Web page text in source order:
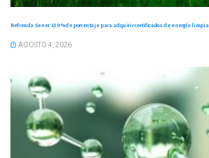
Refrenda Sener 13.9 % de porcentaje para adquirir certificados de energía limpia
AGOSTO 4, 2026